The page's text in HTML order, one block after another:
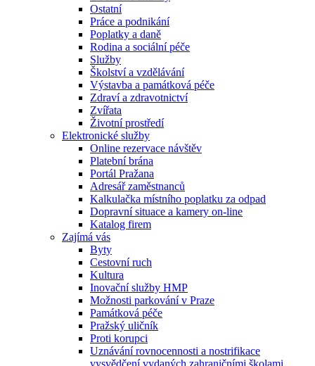
Ostatní
Práce a podnikání
Poplatky a daně
Rodina a sociální péče
Služby
Školství a vzdělávání
Výstavba a památková péče
Zdraví a zdravotnictví
Zvířata
Životní prostředí
Elektronické služby
Online rezervace návštěv
Platební brána
Portál Pražana
Adresář zaměstnanců
Kalkulačka místního poplatku za odpad
Dopravní situace a kamery on-line
Katalog firem
Zajímá vás
Byty
Cestovní ruch
Kultura
Inovační služby HMP
Možnosti parkování v Praze
Památková péče
Pražský uličník
Proti korupci
Uznávání rovnocennosti a nostrifikace
vysvědčení vydaných zahraničními školami